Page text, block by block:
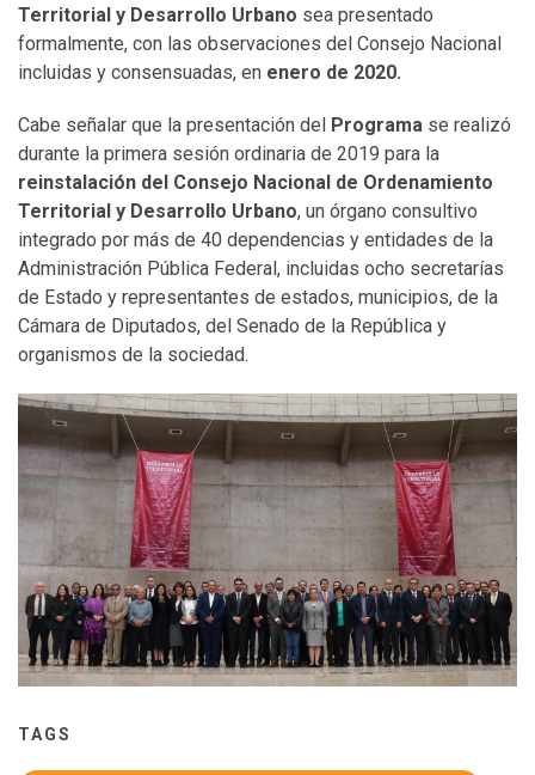
Territorial y Desarrollo Urbano sea presentado
formalmente, con las observaciones del Consejo Nacional
incluidas y consensuadas, en enero de 2020.
Cabe señalar que la presentación del Programa se realizó
durante la primera sesión ordinaria de 2019 para la
reinstalación del Consejo Nacional de Ordenamiento
Territorial y Desarrollo Urbano, un órgano consultivo
integrado por más de 40 dependencias y entidades de la
Administración Pública Federal, incluidas ocho secretarías
de Estado y representantes de estados, municipios, de la
Cámara de Diputados, del Senado de la República y
organismos de la sociedad.
TAGS